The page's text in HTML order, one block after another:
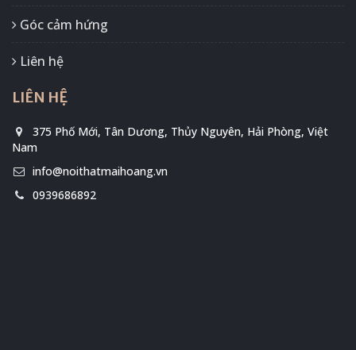
Góc cảm hứng
Liên hệ
LIÊN HỆ
375 Phố Mới, Tân Dương, Thủy Nguyên, Hải Phòng, Việt
Nam
info@noithatmaihoang.vn
0939686892